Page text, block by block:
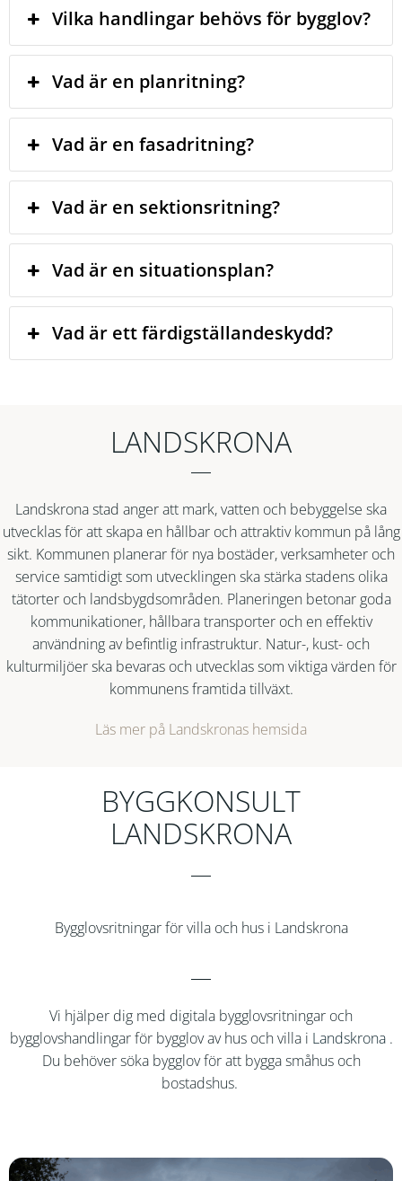
Vilka handlingar behövs för bygglov?
Vad är en planritning?
Vad är en fasadritning?
Vad är en sektionsritning?
Vad är en situationsplan?
Vad är ett färdigställandeskydd?
LANDSKRONA
Landskrona stad anger att mark, vatten och bebyggelse ska
utvecklas för att skapa en hållbar och attraktiv kommun på lång
sikt. Kommunen planerar för nya bostäder, verksamheter och
service samtidigt som utvecklingen ska stärka stadens olika
tätorter och landsbygdsområden. Planeringen betonar goda
kommunikationer, hållbara transporter och en effektiv
användning av befintlig infrastruktur. Natur-, kust- och
kulturmiljöer ska bevaras och utvecklas som viktiga värden för
kommunens framtida tillväxt.
Läs mer på Landskronas hemsida
BYGGKONSULT
LANDSKRONA
Bygglovsritningar för villa och hus i Landskrona
Vi hjälper dig med digitala bygglovsritningar och
bygglovshandlingar för bygglov av hus och villa i Landskrona .
Du behöver söka bygglov för att bygga småhus och
bostadshus.